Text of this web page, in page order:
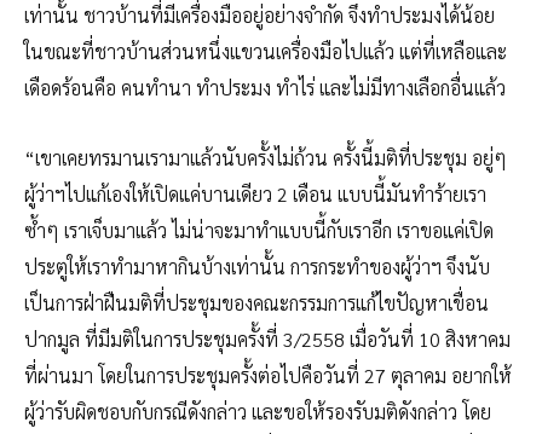
เท่านั้น ชาวบ้านที่มีเครื่องมืออยู่อย่างจำกัด จึงทำประมงได้น้อย
ในขณะที่ชาวบ้านส่วนหนึ่งแขวนเครื่องมือไปแล้ว แต่ที่เหลือและ
เดือดร้อนคือ คนทำนา ทำประมง ทำไร่ และไม่มีทางเลือกอื่นแล้ว
“เขาเคยทรมานเรามาแล้วนับครั้งไม่ถ้วน ครั้งนี้มติที่ประชุม อยู่ๆ
ผู้ว่าฯไปแก้เองให้เปิดแค่บานเดียว 2 เดือน แบบนี้มันทำร้ายเรา
ซ้ำๆ เราเจ็บมาแล้ว ไม่น่าจะมาทำแบบนี้กับเราอีก เราขอแค่เปิด
ประตูให้เราทำมาหากินบ้างเท่านั้น การกระทำของผู้ว่าฯ จึงนับ
เป็นการฝ่าฝืนมติที่ประชุมของคณะกรรมการแก้ไขปัญหาเขื่อน
ปากมูล ที่มีมติในการประชุมครั้งที่ 3/2558 เมื่อวันที่ 10 สิงหาคม
ที่ผ่านมา โดยในการประชุมครั้งต่อไปคือวันที่ 27 ตุลาคม อยากให้
ผู้ว่ารับผิดชอบกับกรณีดังกล่าว และขอให้รองรับมติดังกล่าว โดย